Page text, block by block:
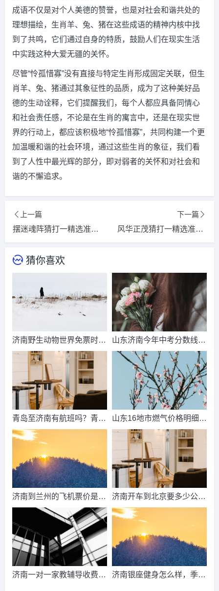
成语不仅是对个人美德的赞誉，也是对社会和谐共处的
理想描绘，生肖羊、兔、猪在这些成语的精神内核中找
到了共鸣，它们通过自身的特质，鼓励人们在现实生活
中实践这种大爱无疆的关怀。
尽管“怜孤惜寡”没有直接与特定生肖形成固定关联，但生
肖羊、兔、猪通过其象征性的品质，成为了这种美好品
德的生动诠释，它们提醒我们，每个人都应具备同情心
和社会责任感，不论是在生肖的寓言中，还是在现实世
界的行动上，都应该积极地“怜孤惜寡”，共同构建一个更
加温暖和谐的社会环境，通过这些生肖的象征，我们看
到了人性中最光辉的部分，即对弱者的关怀和对社会和
谐的不懈追求。
上一篇
摆迷魂阵猜打一精选准确生肖，词语释义落实解释
下一篇
风华正茂猜打一精选准确生肖，词语释义落实解释
猜你喜欢
济南野生动物世界免票时
间？济南动物王国票价？
山东济南今年中考分数线出
来了吗？济南中考总分多
青岛至济南有航班吗？青岛
到济南的高铁票多钱？
山东16地市燃气价格明细？
2021山东天然气费收费标
济南到兰州的飞机票价是多
少？济南到兰州飞机要多
久？
济南开车到北京要多少公
里、时间、过路费、油钱？
济南一对一家教辅导收费情
济南银座健身怎么样，季